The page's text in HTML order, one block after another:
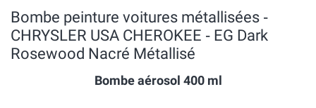
Bombe peinture voitures métallisées ‐
CHRYSLER USA CHEROKEE ‐ EG Dark
Rosewood Nacré Métallisé
Bombe aérosol 400 ml